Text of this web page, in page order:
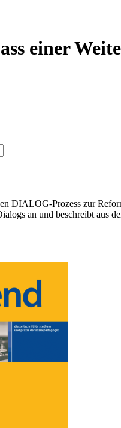
einer
DIALOG-Prozess zur
an und beschreibt aus